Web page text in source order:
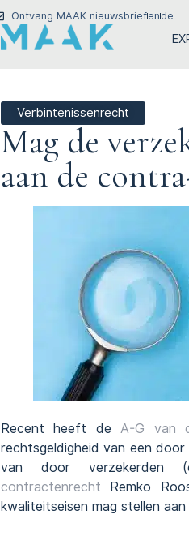
Ontvang MAAK nieuwsbriefende
Verbintenissenrecht
Mag de
aan de
Recent heeft de A-G van
rechtsgeldigheid van een
van door verzekerden
contractenrecht Remko
kwaliteitseisen mag stellen